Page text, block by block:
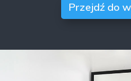
Przejdź do